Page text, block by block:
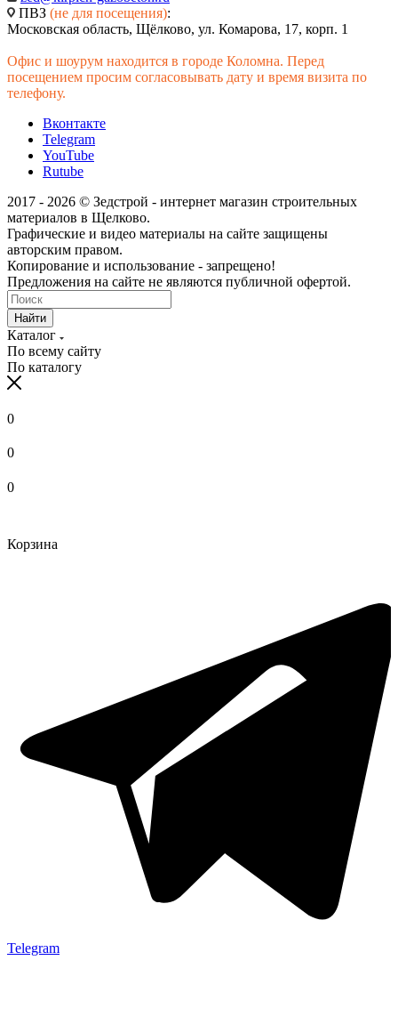
ПВЗ (не для посещения):
Московская область, Щёлково, ул. Комарова, 17, корп. 1
Офис и шоурум находится в городе Коломна. Перед
посещением просим согласовывать дату и время визита по
телефону.
Вконтакте
Telegram
YouTube
Rutube
2017 - 2026 © Зедстрой - интернет магазин строительных
материалов в Щелково.
Графические и видео материалы на сайте защищены
авторским правом.
Копирование и использование - запрещено!
Предложения на сайте не являются публичной офертой.
Найти
Каталог
По всему сайту
По каталогу
0
0
0
Корзина
Telegram